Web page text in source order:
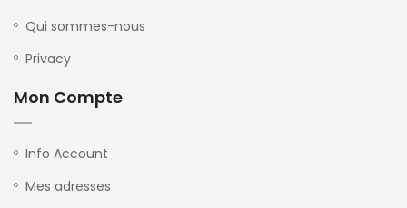
Qui sommes-nous
Privacy
Mon Compte
Info Account
Mes adresses